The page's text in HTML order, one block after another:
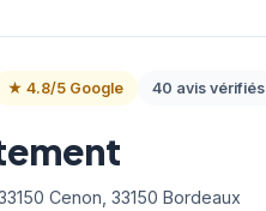
★ 4.8/5 Google 40 avis vérifiés
Cenon, 33150 Bordeaux